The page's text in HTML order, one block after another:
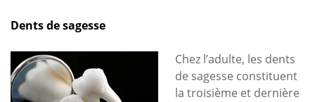
Dents de sagesse
Chez l’adulte, les dents
de sagesse constituent
la troisième et dernière